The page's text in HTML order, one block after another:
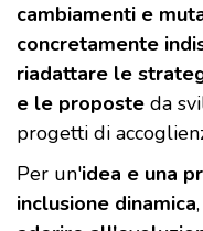
cambiamenti e
concretamente
riadattare le
e le proposte da
progetti di
Per un'idea e una
inclusione dinamica